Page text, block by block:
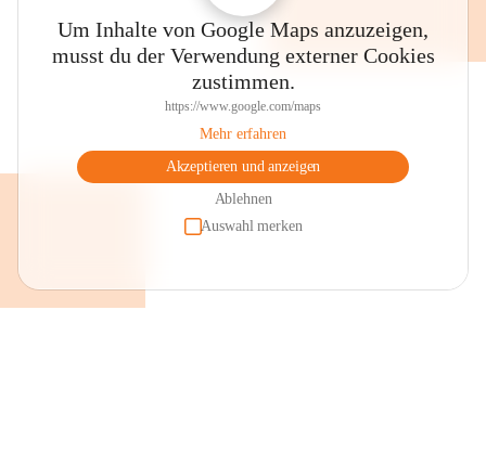
Um Inhalte von Google Maps anzuzeigen,
musst du der Verwendung externer Cookies
zustimmen.
https://www.google.com/maps
Mehr erfahren
Akzeptieren und anzeigen
Ablehnen
Auswahl merken